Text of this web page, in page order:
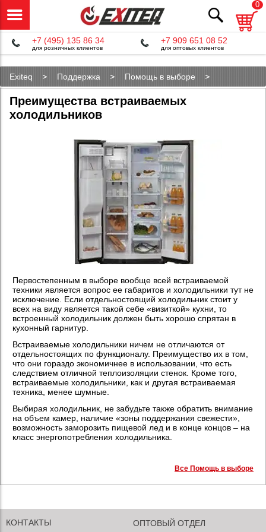
0
+7 (495) 135 86 34
для розничных клиентов
+7 909 651 08 52
для оптовых клиентов
Exiteq Поддержка
Помощь в выборе
Преимущества встраиваемых холодильников
Преимущества встраиваемых
холодильников
Первостепенным в выборе вообще всей встраиваемой
техники является вопрос ее габаритов и холодильники тут не
исключение. Если отдельностоящий холодильник стоит у
всех на виду является такой себе «визиткой» кухни, то
встроенный холодильник должен быть хорошо спрятан в
кухонный гарнитур.
Встраиваемые холодильники ничем не отличаются от
отдельностоящих по функционалу. Преимущество их в том,
что они гораздо экономичнее в использовании, что есть
следствием отличной теплоизоляции стенок. Кроме того,
встраиваемые холодильники, как и другая встраиваемая
техника, менее шумные.
Выбирая холодильник, не забудьте также обратить внимание
на объем камер, наличие «зоны поддержания свежести»,
возможность заморозить пищевой лед и в конце концов – на
класс энергопотребления холодильника.
Все Помощь в выборе
КОНТАКТЫ ОПТОВЫЙ ОТДЕЛ